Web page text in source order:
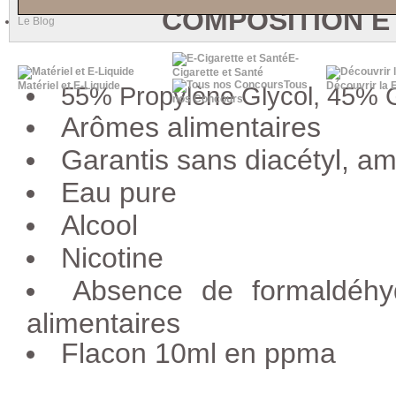
Le Blog
Matériel et E-Liquide
E-
Cigarette et Santé
Tous
nos Concours
Découvrir la
COMPOSITION
55% Propylène Glycol, 45%
Arômes alimentaires
Garantis sans diacétyl,
Eau pure
Alcool
Nicotine
Absence de
alimentaires
Flacon 10ml en ppma